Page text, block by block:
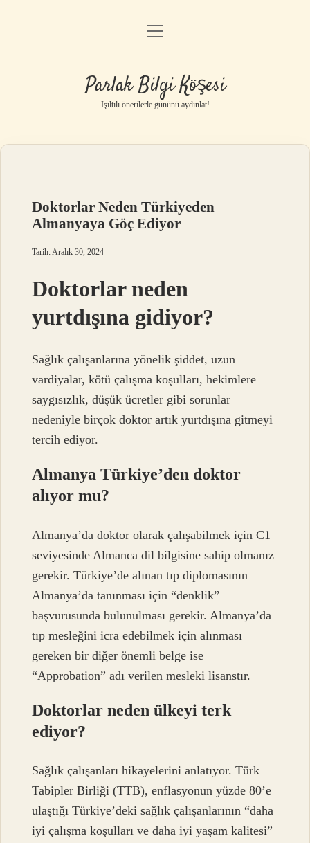
Anasayfa
Yasal Uyarı
menüyü
Parlak Bilgi Köşesi
Işıltılı önerilerle gününü aydınlat!
Doktorlar Neden Türkiyeden
Almanyaya Göç Ediyor
Tarih: Aralık 30, 2024
Doktorlar neden
yurtdışına gidiyor?
Sağlık çalışanlarına yönelik şiddet, uzun
vardiyalar, kötü çalışma koşulları, hekimlere
saygısızlık, düşük ücretler gibi sorunlar
nedeniyle birçok doktor artık yurtdışına gitmeyi
tercih ediyor.
Almanya Türkiye’den doktor
alıyor mu?
Almanya’da doktor olarak çalışabilmek için C1
seviyesinde Almanca dil bilgisine sahip olmanız
gerekir. Türkiye’de alınan tıp diplomasının
Almanya’da tanınması için “denklik”
başvurusunda bulunulması gerekir. Almanya’da
tıp mesleğini icra edebilmek için alınması
gereken bir diğer önemli belge ise
“Approbation” adı verilen mesleki lisanstır.
Doktorlar neden ülkeyi terk
ediyor?
Sağlık çalışanları hikayelerini anlatıyor. Türk
Tabipler Birliği (TTB), enflasyonun yüzde 80’e
ulaştığı Türkiye’deki sağlık çalışanlarının “daha
iyi çalışma koşulları ve daha iyi yaşam kalitesi”